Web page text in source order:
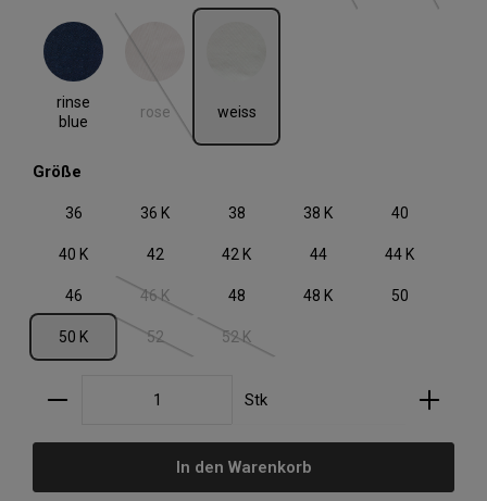
rinse
blue
rinse blue
rose
rose
(Diese Option ist zurzeit nicht verfügbar.)
weiss
Größe
36 36 K 38 38 K 40
40 K 42 42 K 44 44 K
46 46 K(Diese Option ist zurzeit nicht verfügbar.)
48 48 K 50
50 K 52(Diese Option ist zurzeit nicht verfügbar.)
52 K(Diese Option ist zurzeit nicht verfügbar.)
Produkt Anzahl: Gib den gewünschten Wert ein
Stk
In den Warenkorb